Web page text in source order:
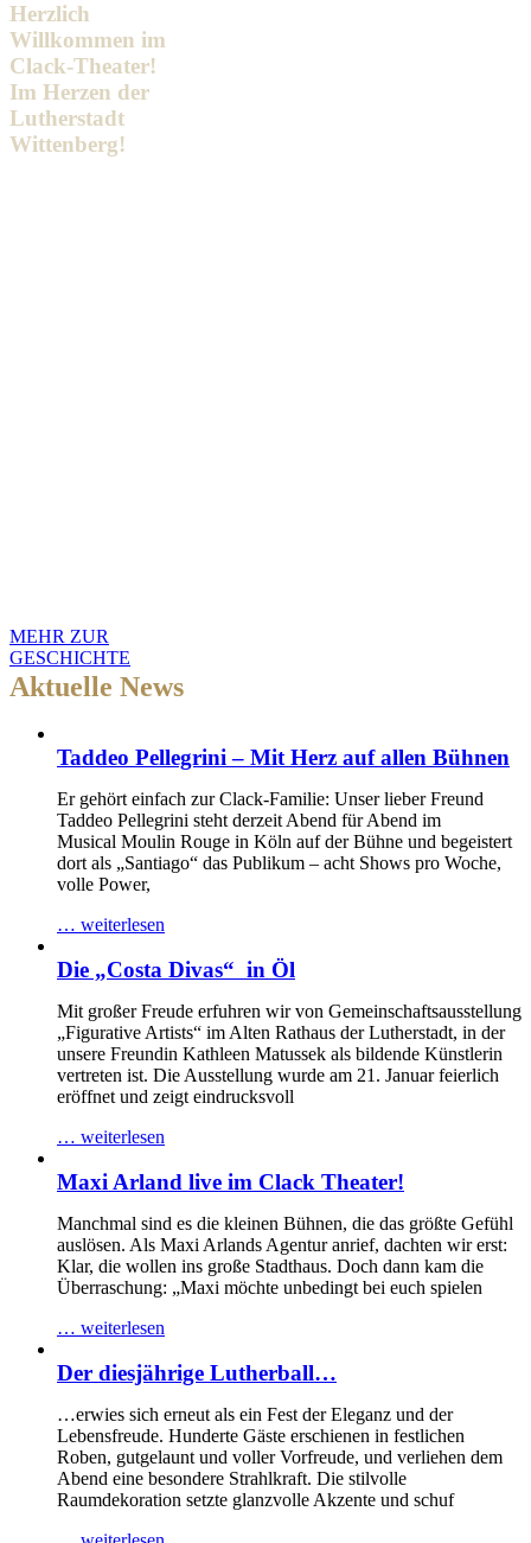
Herzlich
Willkommen im
Clack-Theater!
Im Herzen der
Lutherstadt
Wittenberg!
MEHR ZUR
GESCHICHTE
Aktuelle News
Taddeo Pellegrini – Mit Herz auf allen Bühnen
Er gehört einfach zur Clack-Familie: Unser lieber Freund
Taddeo Pellegrini steht derzeit Abend für Abend im
Musical Moulin Rouge in Köln auf der Bühne und begeistert
dort als „Santiago“ das Publikum – acht Shows pro Woche,
volle Power,
… weiterlesen
Die „Costa Divas“ in Öl
Mit großer Freude erfuhren wir von Gemeinschaftsausstellung
„Figurative Artists“ im Alten Rathaus der Lutherstadt, in der
unsere Freundin Kathleen Matussek als bildende Künstlerin
vertreten ist. Die Ausstellung wurde am 21. Januar feierlich
eröffnet und zeigt eindrucksvoll
… weiterlesen
Maxi Arland live im Clack Theater!
Manchmal sind es die kleinen Bühnen, die das größte Gefühl
auslösen. Als Maxi Arlands Agentur anrief, dachten wir erst:
Klar, die wollen ins große Stadthaus. Doch dann kam die
Überraschung: „Maxi möchte unbedingt bei euch spielen
… weiterlesen
Der diesjährige Lutherball…
…erwies sich erneut als ein Fest der Eleganz und der
Lebensfreude. Hunderte Gäste erschienen in festlichen
Roben, gutgelaunt und voller Vorfreude, und verliehen dem
Abend eine besondere Strahlkraft. Die stilvolle
Raumdekoration setzte glanzvolle Akzente und schuf